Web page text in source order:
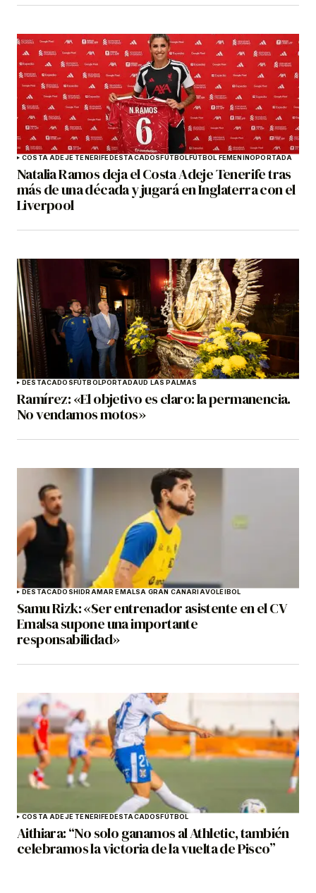
COSTA ADEJE TENERIFEDESTACADOSFÚTBOLFÚTBOL FEMENINOPORTADA
Natalia Ramos deja el Costa Adeje Tenerife tras
más de una década y jugará en Inglaterra con el
Liverpool
DESTACADOSFÚTBOLPORTADAUD LAS PALMAS
Ramírez: «El objetivo es claro: la permanencia.
No vendamos motos»
DESTACADOSHIDRAMAR EMALSA GRAN CANARIAVOLEIBOL
Samu Rizk: «Ser entrenador asistente en el CV
Emalsa supone una importante
responsabilidad»
COSTA ADEJE TENERIFEDESTACADOSFÚTBOL
Aithiara: “No solo ganamos al Athletic, también
celebramos la victoria de la vuelta de Pisco”